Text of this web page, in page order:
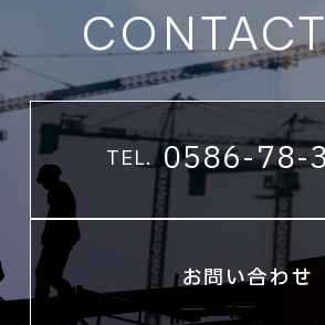
TEL. 0586-78-
お問い合わせ